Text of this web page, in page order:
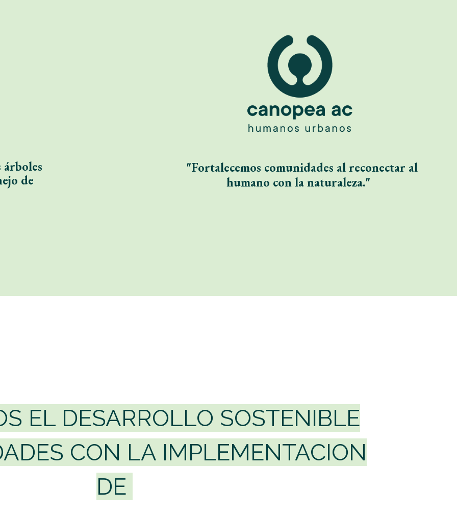
árboles
de
"Fortalecemos comunidades al reconectar al
humano con la naturaleza."
EL DESARROLLO SOSTENIBLE
CON LA IMPLEMENTACION
DE